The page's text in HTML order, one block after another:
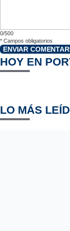
0/500
* Campos obligatorios
ENVIAR
HOY EN
LO MÁS